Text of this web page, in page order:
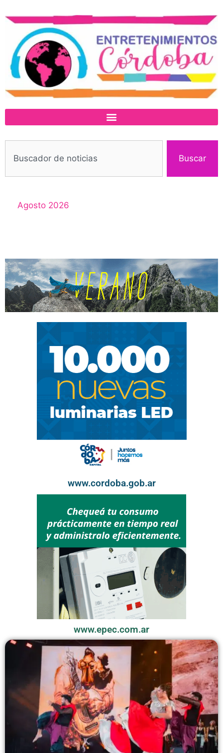
Buscar
Agosto 2026
www.cordoba.gob.ar
www.epec.com.ar